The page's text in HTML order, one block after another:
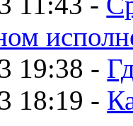
19:38 -
18:19 -